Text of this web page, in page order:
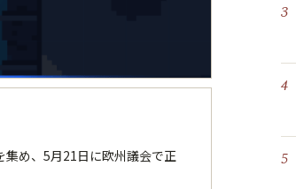
め、5月21日に欧州議会で正
3
4
5